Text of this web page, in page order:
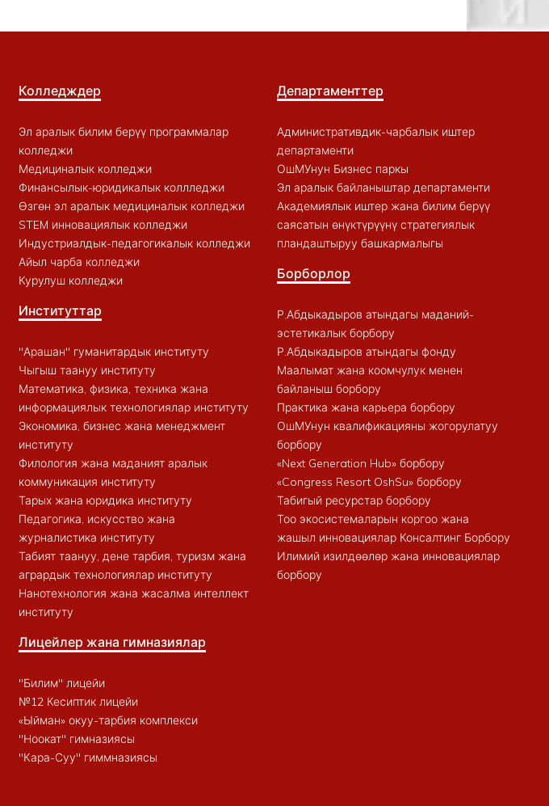
Колледждер
Эл аралык билим берүү программалар
колледжи
Медициналык колледжи
Финансылык-юридикалык коллледжи
Өзгөн эл аралык медициналык колледжи
STEM инновациялык колледжи
Индустриалдык-педагогикалык колледжи
Айыл чарба колледжи
Курулуш колледжи
Институттар
"Арашан" гуманитардык институту
Чыгыш таануу институту
Математика, физика, техника жана
информациялык технологиялар институту
Экономика, бизнес жана менеджмент
институту
Филология жана маданият аралык
коммуникация институту
Тарых жана юридика институту
Педагогика, искусство жана
журналистика институту
Табият таануу, дене тарбия, туризм жана
агрардык технологиялар институту
Нанотехнология жана жасалма интеллект
институту
Лицейлер жана гимназиялар
"Билим" лицейи
№12 Кесиптик лицейи
«Ыйман» окуу-тарбия комплекси
"Ноокат" гимназиясы
"Кара-Суу" гиммназиясы
Департаменттер
Административдик-чарбалык иштер
департаменти
ОшМУнун Бизнес паркы
Эл аралык байланыштар департаменти
Академиялык иштер жана билим берүү
саясатын өнүктүрүүнү стратегиялык
пландаштыруу башкармалыгы
Борборлор
Р.Абдыкадыров атындагы маданий-
эстетикалык борбору
Р.Абдыкадыров атындагы фонду
Маалымат жана коомчулук менен
байланыш борбору
Практика жана карьера борбору
ОшМУнун квалификацияны жогорулатуу
борбору
«Next Generation Hub» борбору
«Congress Resort OshSu» борбору
Табигый ресурстар борбору
Тоо экосистемаларын коргоо жана
жашыл инновациялар Консалтинг Борбору
Илимий изилдөөлөр жана инновациялар
борбору